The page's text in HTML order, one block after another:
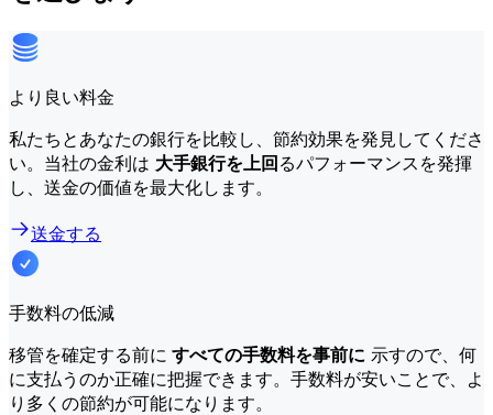
より良い料金
私たちとあなたの銀行を比較し、節約効果を発見してくださ
い。当社の金利は 大手銀行を上回るパフォーマンスを発揮
し、送金の価値を最大化します。
送金する
手数料の低減
移管を確定する前に すべての手数料を事前に 示すので、何
に支払うのか正確に把握できます。手数料が安いことで、よ
り多くの節約が可能になります。